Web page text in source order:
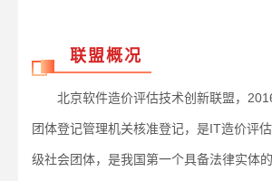
联盟概况
北京软件造价评估技术创新联盟，
团体登记管理机关核准登记，是IT造价评
级社会团体，是我国第一个具备法律实体